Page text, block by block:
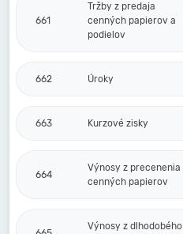
661
Tržby z predaja
cenných papierov a
podielov
662 Úroky
663 Kurzové zisky
664
Výnosy z precenenia
cenných papierov
Výnosy z dlhodobého